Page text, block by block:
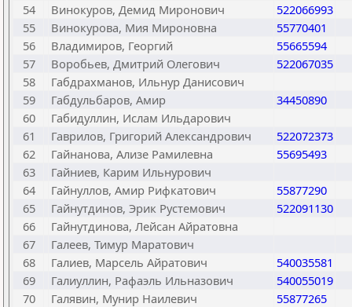
54
Винокуров, Демид Миронович
522066993
55
Винокурова, Мия Мироновна
55770401
56
Владимиров, Георгий
55665594
57
Воробьев, Дмитрий Олегович
522067035
58
Габдрахманов, Ильнур Данисович
59
Габдульбаров, Амир
34450890
60
Габидуллин, Ислам Ильдарович
61
Гаврилов, Григорий Александрович
522072373
62
Гайнанова, Ализе Рамилевна
55695493
63
Гайниев, Карим Ильнурович
64
Гайнуллов, Амир Рифкатович
55877290
65
Гайнутдинов, Эрик Рустемович
522091130
66
Гайнутдинова, Лейсан Айратовна
67
Галеев, Тимур Маратович
68
Галиев, Марсель Айратович
540035581
69
Галиуллин, Рафаэль Ильназович
540055019
70
Галявин, Мунир Наилевич
55877265